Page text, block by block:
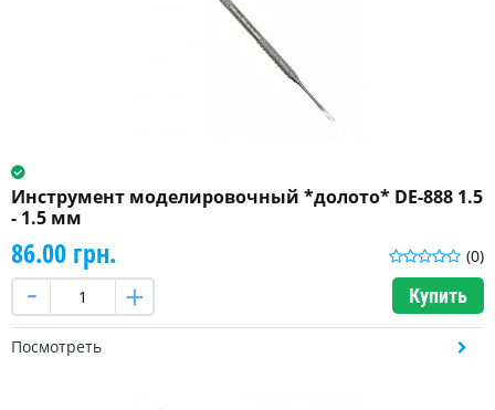
Инструмент моделировочный *долото* DE-888 1.5
- 1.5 мм
(0)
86.00 грн.
Купить
Посмотреть